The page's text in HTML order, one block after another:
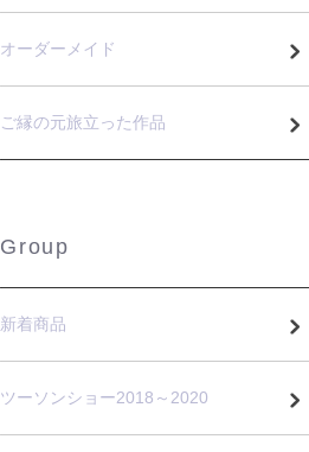
オーダーメイド
ご縁の元旅立った作品
Group
新着商品
ツーソンショー2018～2020